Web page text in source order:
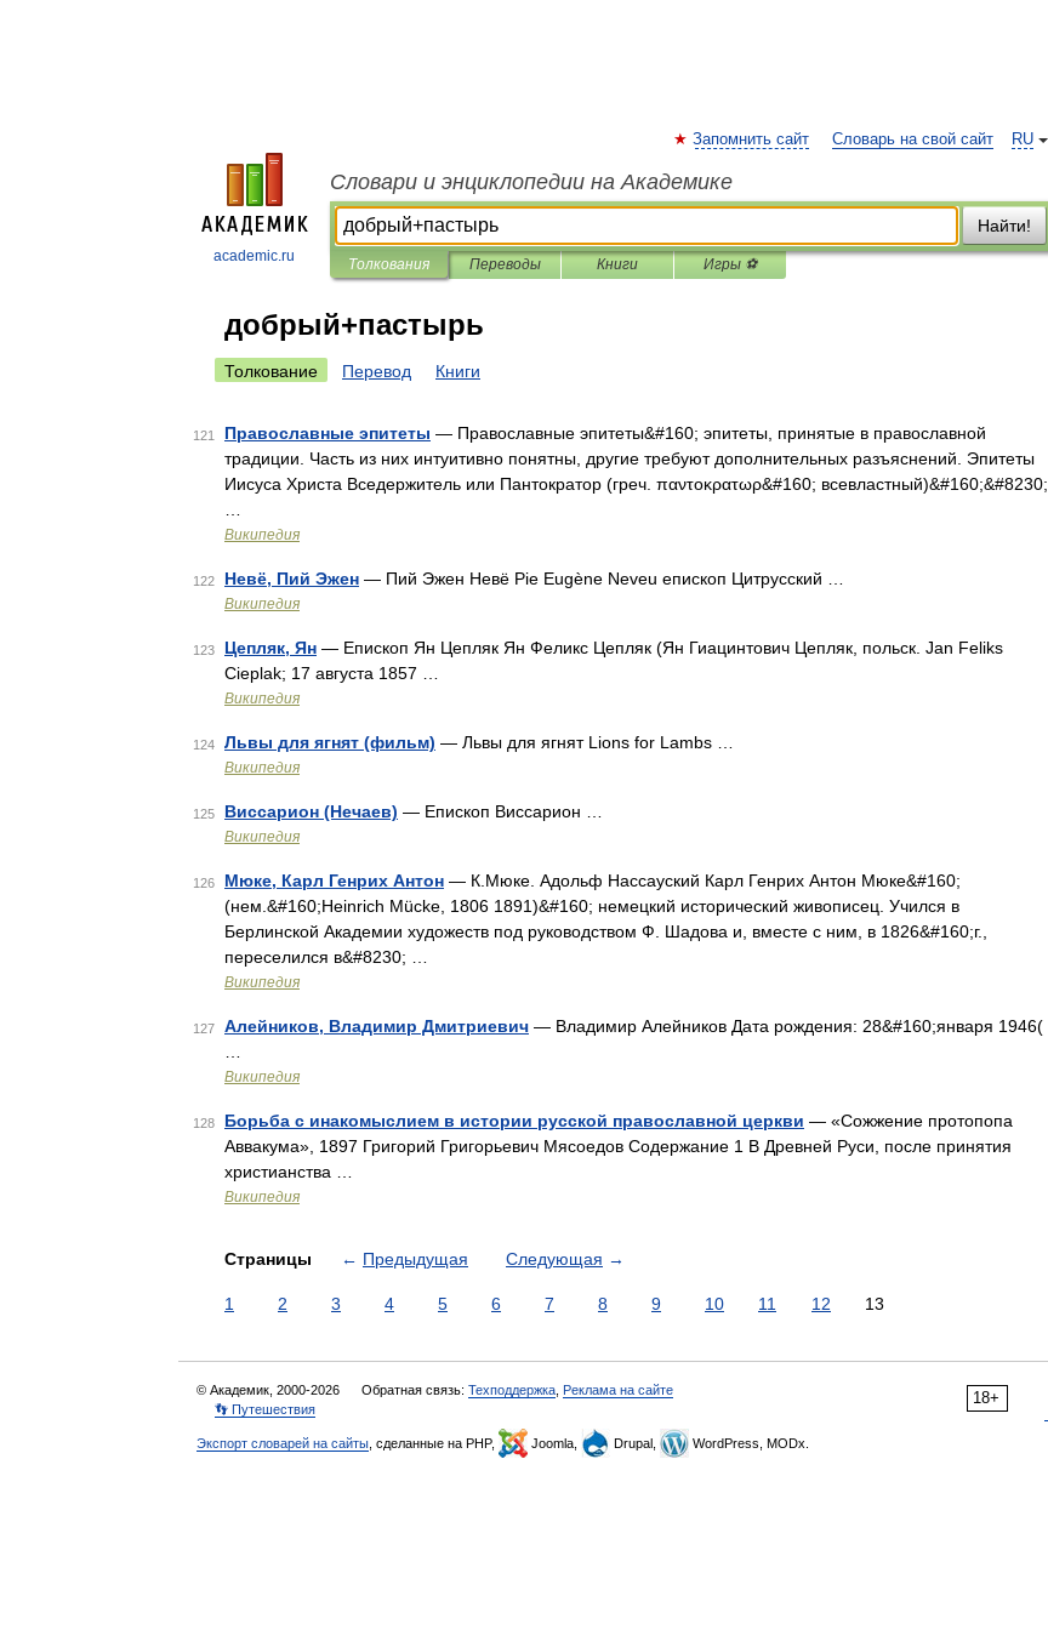
academic.ru
RU
Запомнить сайт Словарь на свой сайт
Словари и энциклопедии на Академике
Найти!
Толкования Переводы Книги Игры ⚽
добрый+пастырь
Толкование Перевод Книги
121 Православные эпитеты — Православные эпитеты&#160; эпитеты, принятые в православной
традиции. Часть из них интуитивно понятны, другие требуют дополнительных разъяснений. Эпитеты
Иисуса Христа Вседержитель или Пантократор (греч. παντοκρατωρ&#160; всевластный)&#160;&#8230;
Википедия
122 Невё, Пий Эжен — Пий Эжен Невё Pie Eugène Neveu епископ Цитрусский …
Википедия
123 Цепляк, Ян — Епископ Ян Цепляк Ян Феликс Цепляк (Ян Гиацинтович Цепляк, польск. Jan Feliks
Cieplak; 17 августа 1857 …
Википедия
124 Львы для ягнят (фильм) — Львы для ягнят Lions for Lambs …
Википедия
125 Виссарион (Нечаев) — Епископ Виссарион …
Википедия
126 Мюке, Карл Генрих Антон — К.Мюке. Адольф Нассауский Карл Генрих Антон Мюке&#160;
(нем.&#160;Heinrich Mücke, 1806 1891)&#160; немецкий исторический живописец. Учился в
Берлинской Академии художеств под руководством Ф. Шадова и, вместе с ним, в 1826&#160;г.,
переселился в&#8230; …
Википедия
127 Алейников, Владимир Дмитриевич — Владимир Алейников Дата рождения: 28&#160;января 1946(
Википедия
128 Борьба с инакомыслием в истории русской православной церкви — «Сожжение протопопа
Аввакума», 1897 Григорий Григорьевич Мясоедов Содержание 1 В Древней Руси, после принятия
христианства …
Википедия
Страницы ← Предыдущая Следующая →
1 2 3 4 5 6 7 8 9 10 11 12 13
18+
© Академик, 2000-2026 Обратная связь: Техподдержка Реклама на сайте
👣 Путешествия
Экспорт словарей на сайты , сделанные на PHP, Joomla, Drupal, WordPress, MODx.